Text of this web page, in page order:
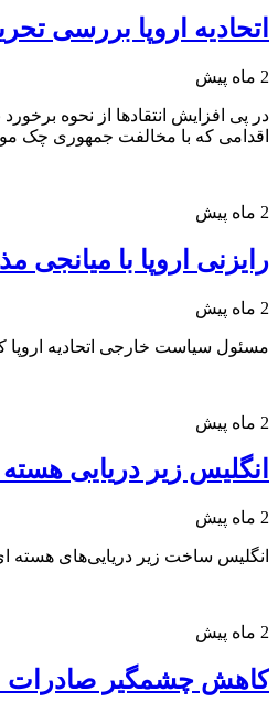
اتحادیه اروپا بررسی
2 ماه پیش
در پی افزایش انتقادها از نحوه
اقدامی که با مخالفت جمهوری چک
2 ماه پیش
رایزنی اروپا با میانجی
2 ماه پیش
مسئول سیاست خارجی اتحادیه اروپا
2 ماه پیش
انگلیس زیر دریایی
2 ماه پیش
انگلیس ساخت زیر دریایی‌های هسته ای جدید
2 ماه پیش
کاهش چشمگیر صادرات